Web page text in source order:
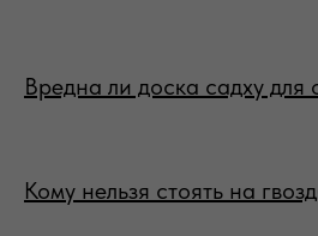
Вредна ли доска садху для
Кому нельзя стоять на